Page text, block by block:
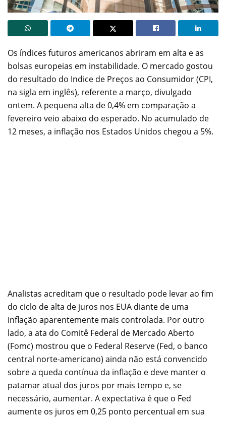
Os índices futuros americanos abriram em alta e as
bolsas europeias em instabilidade. O mercado gostou
do resultado do Indice de Preços ao Consumidor (CPI,
na sigla em inglês), referente a março, divulgado
ontem. A pequena alta de 0,4% em comparação a
fevereiro veio abaixo do esperado. No acumulado de
12 meses, a inflação nos Estados Unidos chegou a 5%.
Analistas acreditam que o resultado pode levar ao fim
do ciclo de alta de juros nos EUA diante de uma
inflação aparentemente mais controlada. Por outro
lado, a ata do Comitê Federal de Mercado Aberto
(Fomc) mostrou que o Federal Reserve (Fed, o banco
central norte-americano) ainda não está convencido
sobre a queda contínua da inflação e deve manter o
patamar atual dos juros por mais tempo e, se
necessário, aumentar. A expectativa é que o Fed
aumente os juros em 0,25 ponto percentual em sua